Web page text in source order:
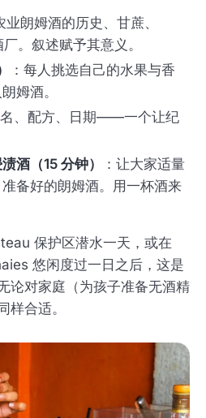
业朗姆酒的历史、甘蔗、
。叙述赋予其意义。
：每人挑选自己的水果与香
姆酒。
名、配方、日期——一个让纪
酒（15 分钟）
：让大家适量
备好的朗姆酒。用一杯酒来
保护区潜水一天，或在
悠闲度过一日之后，这是
论对家庭（为孩子准备无酒精
样合适。